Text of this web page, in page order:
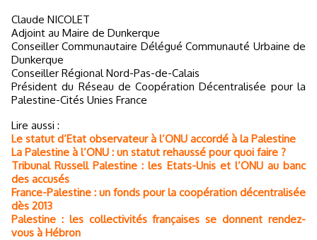
Claude NICOLET
Adjoint au Maire de Dunkerque
Conseiller Communautaire Délégué Communauté Urbaine de
Dunkerque
Conseiller Régional Nord-Pas-de-Calais
Président du Réseau de Coopération Décentralisée pour la
Palestine-Cités Unies France
Lire aussi :
Le statut d’Etat observateur à l’ONU accordé à la Palestine
La Palestine à l’ONU : un statut rehaussé pour quoi faire ?
Tribunal Russell Palestine : les Etats-Unis et l’ONU au banc
des accusés
France-Palestine : un fonds pour la coopération décentralisée
dès 2013
Palestine : les collectivités françaises se donnent rendez-
vous à Hébron